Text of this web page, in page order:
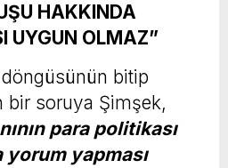
HAKKINDA
UYGUN OLMAZ”
döngüsünün bitip
soruya Şimşek,
para politikası
yorum yapması